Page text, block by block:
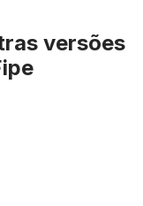
versões